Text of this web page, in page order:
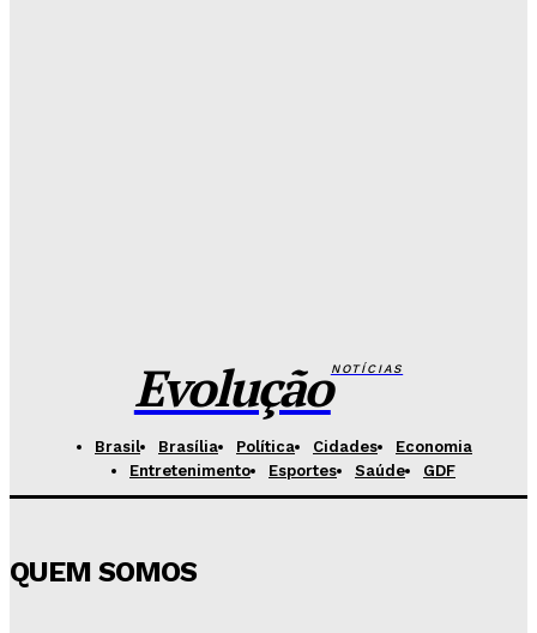
EvoluçãoNOTÍCIAS
Brasil Brasília Política Cidades
Economia
Entretenimento
Esportes Saúde GDF
QUEM SOMOS